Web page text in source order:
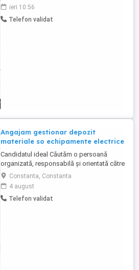
ieri 10:56
Telefon validat
Angajam gestionar depozit
materiale so echipamente electrice
Candidatul ideal Căutăm o persoană
organizată, responsabilă și orientată către
rezultate, care să coordoneze eficient
activitatea depozitului și să contribuie la
optimizarea proceselor logistice. Cerințe:
Capacitate foarte bună de planificare și
Constanta, Constanta
4 august
Telefon validat